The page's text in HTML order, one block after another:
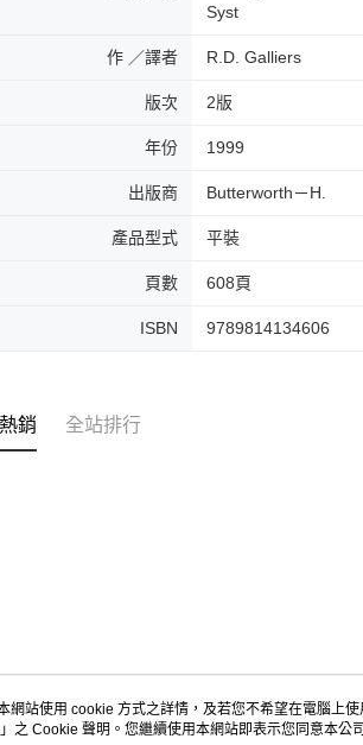
Syst
作 ／譯者 R.D. Galliers
版次 2版
年份 1999
出版商 Butterworth－H.
產品型式 平裝
頁數 608頁
ISBN 9789814134606
銷 全站排行
關於我們
網站使用 cookie 方式之詳情，及若您不希望在電腦上
」之 Cookie 聲明。您繼續使用本網站即表示您同意本公